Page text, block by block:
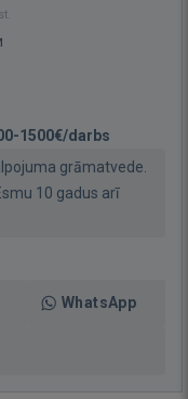
1500€/darbs
grāmatvede.
10 gadus arī
WhatsApp